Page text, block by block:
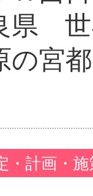
県
の宮
・計画・